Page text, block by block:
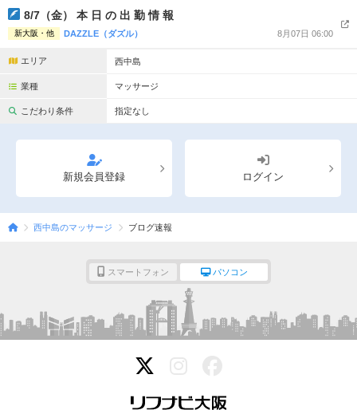
8/7（金） 本 日 の 出 勤 情 報
新大阪・他 DAZZLE（ダズル） 8月07日 06:00
エリア 西中島
業種 マッサージ
こだわり条件 指定なし
新規会員登録 ログイン
西中島のマッサージ ブログ速報
スマートフォン パソコン